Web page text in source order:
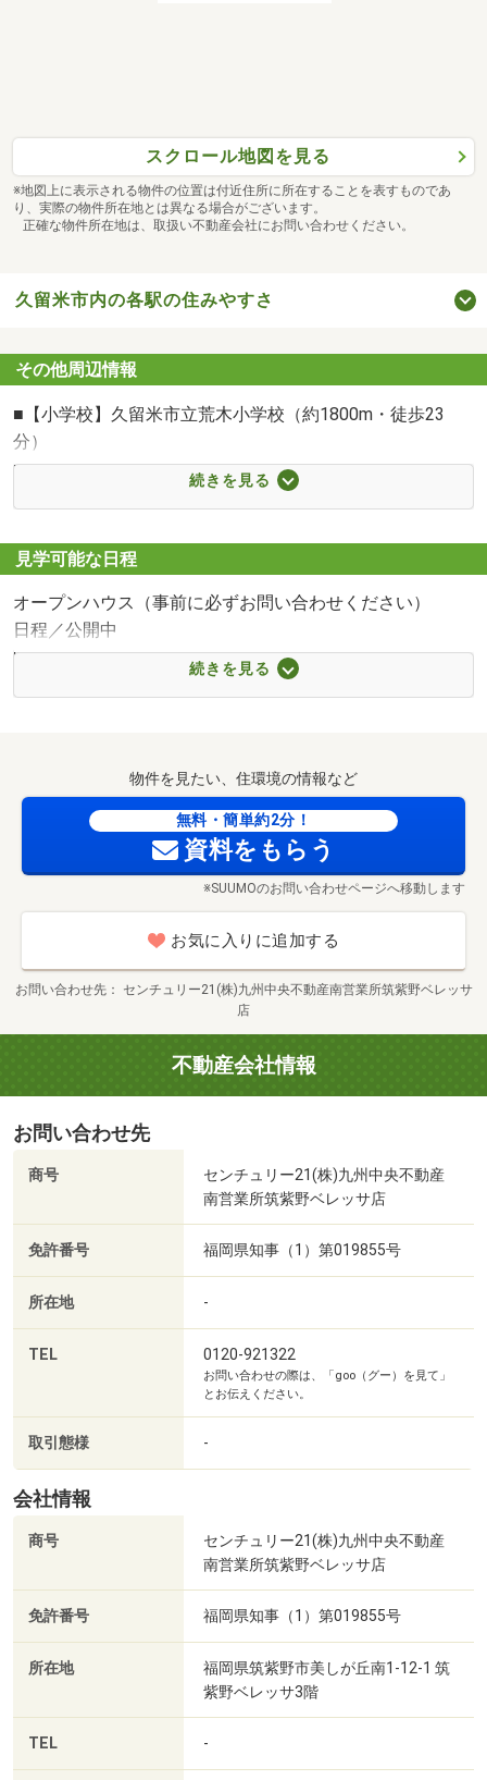
【弊社へのご来社】など、ご相談くださいませ。
ご希望条件をお伺いできれば、条件に見合った物件のご紹
介、まとめてのご案内も可能です。
スクロール地図を見る
※地図上に表示される物件の位置は付近住所に所在することを表すものであ
り、実際の物件所在地とは異なる場合がございます。
正確な物件所在地は、取扱い不動産会社にお問い合わせください。
久留米市内の各駅の住みやすさ
その他周辺情報
■【小学校】久留米市立荒木小学校（約1800m・徒歩23
分）
■【中学校】久留米市立荒木中学校（約2000m・徒歩25
（約1327m・徒歩17分）
■【ショッピングセンター】ジーユー久留米上津店（約
1606m・徒歩21分）
■【ショッピングセンター】ユニクロ久留米上津店（約
1700m・徒歩22分）
■【スーパー】ゆめマート上津店（約1533m・徒歩20分）
（約1679m・徒歩21分）
■【コンビニ】ミニストップ久留米荒木店（約804m・徒歩
■【コンビニ】ローソン久留米上津バイパス店（約
1464m・徒歩19分）
1241m・徒歩16分）
津バイパス店（約1135m・徒歩15分）
■【ドラッグストア】ドラッグストアモリ上津店（約
1506m・徒歩19分）
■【ドラッグストア】ディスカウントドラッグコスモス津
福店（約1442m・徒歩19分）
■【ホームセンター】ホームプラザナフコ南久留米店（約
1119m・徒歩14分）
■【ホームセンター】ナフコツーワンスタイル南久留米店
（約1138m・徒歩15分）
■【ホームセンター】エディオン久留米津福店（約
1390m・徒歩18分）
徒歩27分）
分）
■【幼稚園・保育園】ゆりかご保育園（約1445m・徒歩19
分）
■【幼稚園・保育園】幼保連携型認定こども園白鳥こども
園（約1582m・徒歩20分）
■【病院】高良台リハビリテーション病院（約2027m・徒
歩26分）
■【郵便局】荒木駅前郵便局（約1308m・徒歩17分）
■【郵便局】久留米荒木郵便局（約1402m・徒歩18分）
■【銀行】筑邦銀行荒木支店（約1386m・徒歩18分）
■【銀行】JAくるめ西部支店（約1711m・徒歩22分）
■【銀行】筑邦銀行南町支店（約1950m・徒歩25分）
■【公園】藤光公園（約832m・徒歩11分）
■【公園】鷲塚公園（約1742m・徒歩22分）
続きを見る
見学可能な日程
オープンハウス（事前に必ずお問い合わせください）
日程／公開中
時間／9:00～20:00
◎資金計画・住宅ローンの相談をしたい（約30分～）
◎たくさんの物件を見たい（約60分～）
◎全てトータルで相談したい（約90分～）
その他、お客様のご希望に沿った形で、ご紹介・ご提案い
■お客様のご都合に合わせてご案内いたします■
内見は当日もご案内可能！もちろん事前予約も承っており
忙しくて時間がない・・・という方は現地集合・現地解散
でもOKです！
「内覧だけ」「費用までしっかり知りたい」など
お客様のご都合やご要望に合わせてご案内いたします。
■住宅ローン相談会開催中■
住宅ローンを熟知したスタッフが、
お客様にぴったりのローン組みをご提案させていただきま
す♪
もご相談ください！
まだ物件が決まっていない方やローンの仮査定のみ相談し
たい方の
お問合せもお待ちしております。
■ご案内方法■
【ご自宅へお迎え】・【最寄駅等でのお待ち合わせ】・
【弊社へのご来社】など、ご相談くださいませ。
介、まとめてのご案内も可能です。
続きを見る
物件を見たい、住環境の情報など
無料・簡単約2分！
資料をもらう
※SUUMOのお問い合わせページへ移動します
お気に入りに追加する
お問い合わせ先
センチュリー21(株)九州中央不動産南営業所筑紫野ベレッサ
店
不動産会社情報
お問い合わせ先
商号
センチュリー21(株)九州中央不動産
南営業所筑紫野ベレッサ店
免許番号 福岡県知事（1）第019855号
所在地 -
TEL 0120-921322
お問い合わせの際は、「goo（グー）を見て」
とお伝えください。
取引態様 -
会社情報
商号
センチュリー21(株)九州中央不動産
南営業所筑紫野ベレッサ店
免許番号 福岡県知事（1）第019855号
所在地
福岡県筑紫野市美しが丘南1-12-1 筑
紫野ベレッサ3階
TEL -